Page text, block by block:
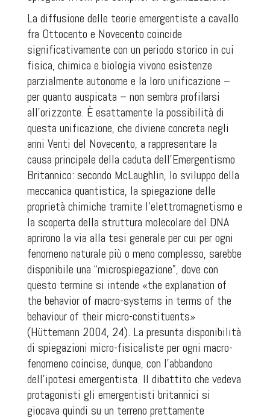
La diffusione delle teorie emergentiste a cavallo
fra Ottocento e Novecento coincide
significativamente con un periodo storico in cui
fisica, chimica e biologia vivono esistenze
parzialmente autonome e la loro unificazione –
per quanto auspicata – non sembra profilarsi
all’orizzonte. È esattamente la possibilità di
questa unificazione, che diviene concreta negli
anni Venti del Novecento, a rappresentare la
causa principale della caduta dell’Emergentismo
Britannico: secondo McLaughlin, lo sviluppo della
meccanica quantistica, la spiegazione delle
proprietà chimiche tramite l’elettromagnetismo e
la scoperta della struttura molecolare del DNA
aprirono la via alla tesi generale per cui per ogni
fenomeno naturale più o meno complesso, sarebbe
disponibile una “microspiegazione”, dove con
questo termine si intende «the explanation of
the behavior of macro-systems in terms of the
behaviour of their micro-constituents»
(Hüttemann 2004, 24). La presunta disponibilità
di spiegazioni micro-fisicaliste per ogni macro-
fenomeno coincise, dunque, con l’abbandono
dell’ipotesi emergentista. Il dibattito che vedeva
protagonisti gli emergentisti britannici si
giocava quindi su un terreno prettamente